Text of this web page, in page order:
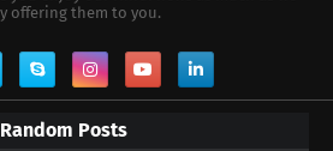
offering them to you.
Random Posts